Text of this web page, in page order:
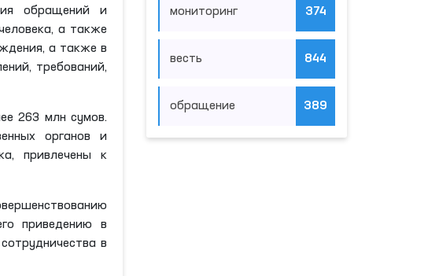
обращений и
а также
а также в
требований,
263 млн сумов.
органов и
привлечены к
приведению в
в
мониторинг 374
весть 844
обращение 389